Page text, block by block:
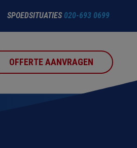
SPOEDSITUATIES 020-693 0699
OFFERTE AANVRAGEN